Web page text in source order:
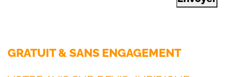
GRATUIT & SANS ENGAGEMENT